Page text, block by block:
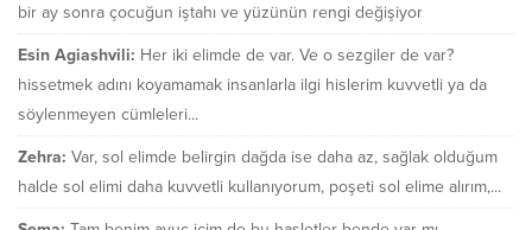
bir ay sonra çocuğun iştahı ve yüzünün rengi değişiyor
Esin Agiashvili: Her iki elimde de var. Ve o sezgiler de var?
hissetmek adını koyamamak insanlarla ilgi hislerim kuvvetli ya da
söylenmeyen cümleleri...
Zehra: Var, sol elimde belirgin dağda ise daha az, sağlak olduğum
halde sol elimi daha kuvvetli kullanıyorum, poşeti sol elime alırım,...